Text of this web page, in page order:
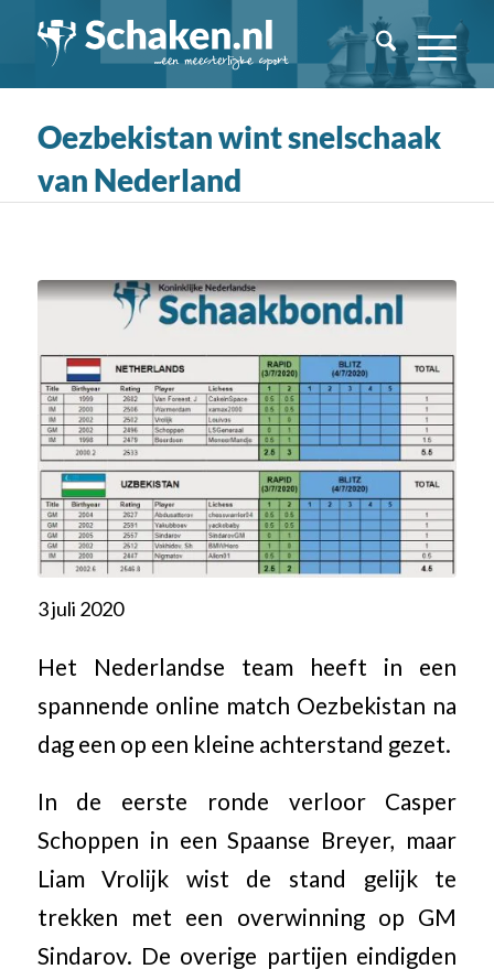
Oezbekistan wint snelschaak
van Nederland
3 juli 2020
Het Nederlandse team heeft in een
spannende online match Oezbekistan na
dag een op een kleine achterstand gezet.
In de eerste ronde verloor Casper
Schoppen in een Spaanse Breyer, maar
Liam Vrolijk wist de stand gelijk te
trekken met een overwinning op GM
Sindarov. De overige partijen eindigden